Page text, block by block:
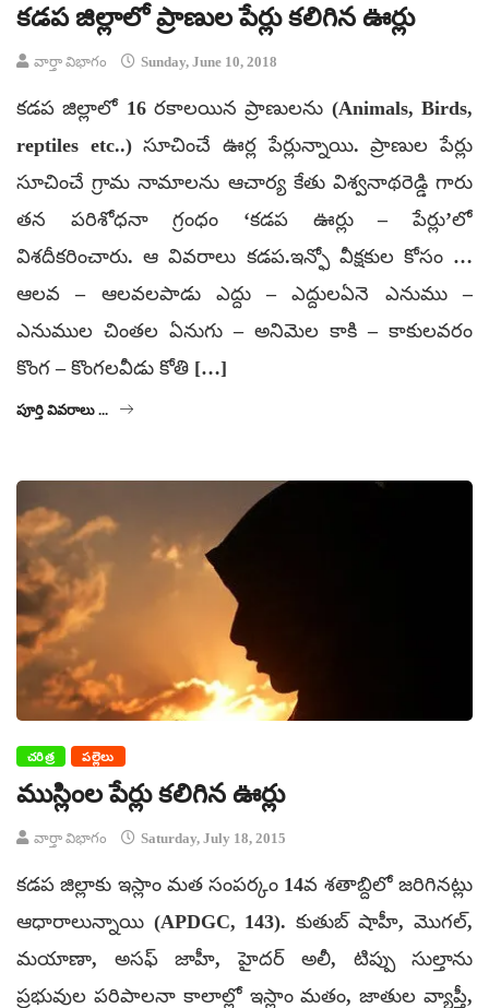
కడప జిల్లాలో ప్రాణుల పేర్లు కలిగిన ఊర్లు
వార్తా విభాగం Sunday, June 10, 2018
కడప జిల్లాలో 16 రకాలయిన ప్రాణులను (Animals, Birds,
reptiles etc..) సూచించే ఊర్ల పేర్లున్నాయి. ప్రాణుల పేర్లు
సూచించే గ్రామ నామాలను ఆచార్య కేతు విశ్వనాథరెడ్డి గారు
తన పరిశోధనా గ్రంధం ‘కడప ఊర్లు – పేర్లు’లో
విశదీకరించారు. ఆ వివరాలు కడప.ఇన్ఫో వీక్షకుల కోసం …
ఆలవ – ఆలవలపాడు ఎద్దు – ఎద్దులఏనె ఎనుము –
ఎనుముల చింతల ఏనుగు – అనిమెల కాకి – కాకులవరం
కొంగ – కొంగలవీడు కోతి […]
పూర్తి వివరాలు ...
చరిత్ర పల్లెలు
ముస్లింల పేర్లు కలిగిన ఊర్లు
వార్తా విభాగం Saturday, July 18, 2015
కడప జిల్లాకు ఇస్లాం మత సంపర్కం 14వ శతాబ్దిలో జరిగినట్లు
ఆధారాలున్నాయి (APDGC, 143). కుతుబ్ షాహీ, మొగల్,
మయాణా, అసఫ్ జాహీ, హైదర్ అలీ, టిప్పు సుల్తాను
ప్రభువుల పరిపాలనా కాలాల్లో ఇస్లాం మతం, జాతుల వ్యాప్తీ,